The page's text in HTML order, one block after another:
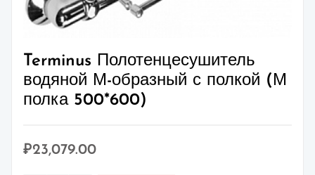
Terminus Полотенцесушитель
водяной М-образный с полкой (М
полка 500*600)
₽23,079.00